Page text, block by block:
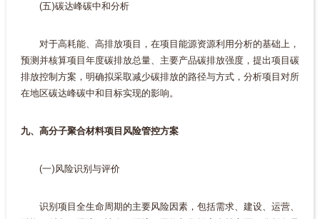
(五)碳达峰碳中和分析
对于高耗能、高排放项目，在项目能源资源利用分析的基础上，
预测并核算项目年度碳排放总量、主要产品碳排放强度，提出项目碳
排放控制方案，明确拟采取减少碳排放的路径与方式，分析项目对所
在地区碳达峰碳中和目标实现的影响。
九、高分子聚合材料项目风险管控方案
(一)风险识别与评价
识别项目全生命周期的主要风险因素，包括需求、建设、运营、